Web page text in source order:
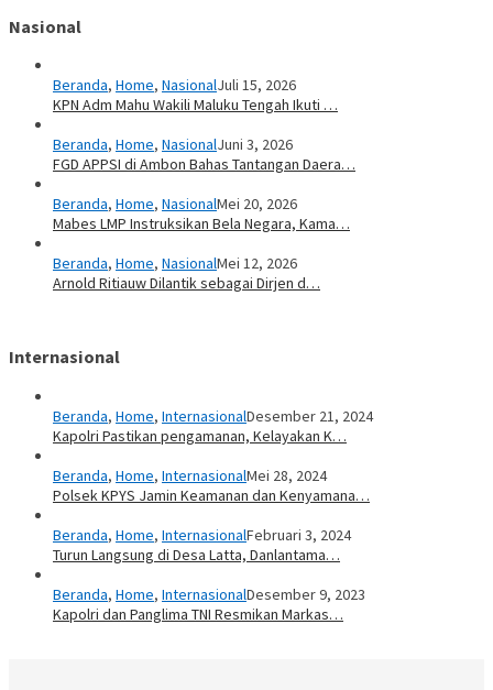
Nasional
Beranda, Home, NasionalJuli 15, 2026
KPN Adm Mahu Wakili Maluku Tengah Ikuti …
Beranda, Home, NasionalJuni 3, 2026
FGD APPSI di Ambon Bahas Tantangan Daera…
Beranda, Home, NasionalMei 20, 2026
Mabes LMP Instruksikan Bela Negara, Kama…
Beranda, Home, NasionalMei 12, 2026
Arnold Ritiauw Dilantik sebagai Dirjen d…
Internasional
Beranda, Home, InternasionalDesember 21, 2024
Kapolri Pastikan pengamanan, Kelayakan K…
Beranda, Home, InternasionalMei 28, 2024
Polsek KPYS Jamin Keamanan dan Kenyamana…
Beranda, Home, InternasionalFebruari 3, 2024
Turun Langsung di Desa Latta, Danlantama…
Beranda, Home, InternasionalDesember 9, 2023
Kapolri dan Panglima TNI Resmikan Markas…